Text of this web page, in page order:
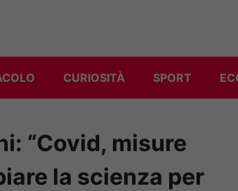
CURIOSITÀ SPORT
“Covid, misure
la scienza per